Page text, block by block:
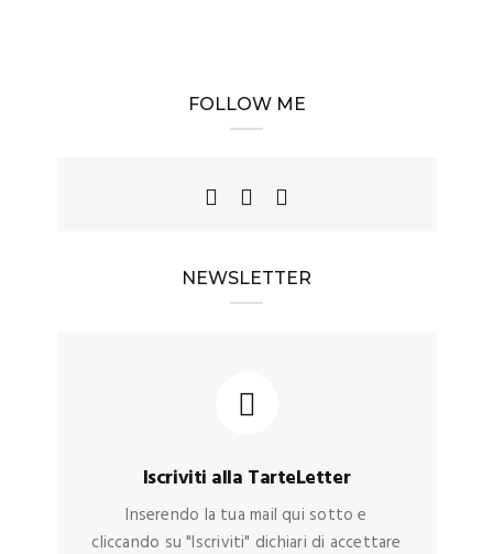
FOLLOW ME
NEWSLETTER
Iscriviti alla TarteLetter
Inserendo la tua mail qui sotto e
cliccando su "Iscriviti" dichiari di accettare